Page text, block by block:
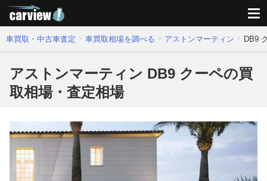
車買取・中古車査定 車買取相場を調べる アストンマーティン DB9
アストンマーティン DB9 クーペの買
取相場・査定相場